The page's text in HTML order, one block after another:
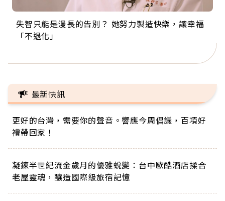
失智只能是漫長的告別？ 她努力製造快樂，讓幸福
「不退化」
來自剛果的巧克力神父 為台灣奉獻36年 「台灣是我
的家，我連作夢都講台語！」
63歲卸矽谷副總、搬回台灣找快樂！「蛋黃哥小
丑」走進安養院，逗樂上萬爺奶：退休後才開始真
104歲打破金氏世界紀錄 成為全球最年長羽球選
手，分享長壽的秘密原來是「這個」
事業巔峰他選擇追夢…黑手阿伯拉小提琴還登上小
巨蛋！連CNN都大讚！
最新快訊
更好的台灣，需要你的聲音。響應今周倡議，百項好
禮帶回家！
凝鍊半世紀流金歲月的優雅蛻變：台中歐酷酒店揉合
老屋靈魂，釀造國際級旅宿記憶